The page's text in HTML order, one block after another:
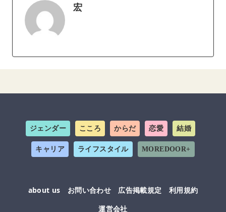
宏
ジェンダー こころ からだ 恋愛 結婚
キャリア ライフスタイル MOREDOOR+
about us お問い合わせ 広告掲載規定
利用規約
運営会社